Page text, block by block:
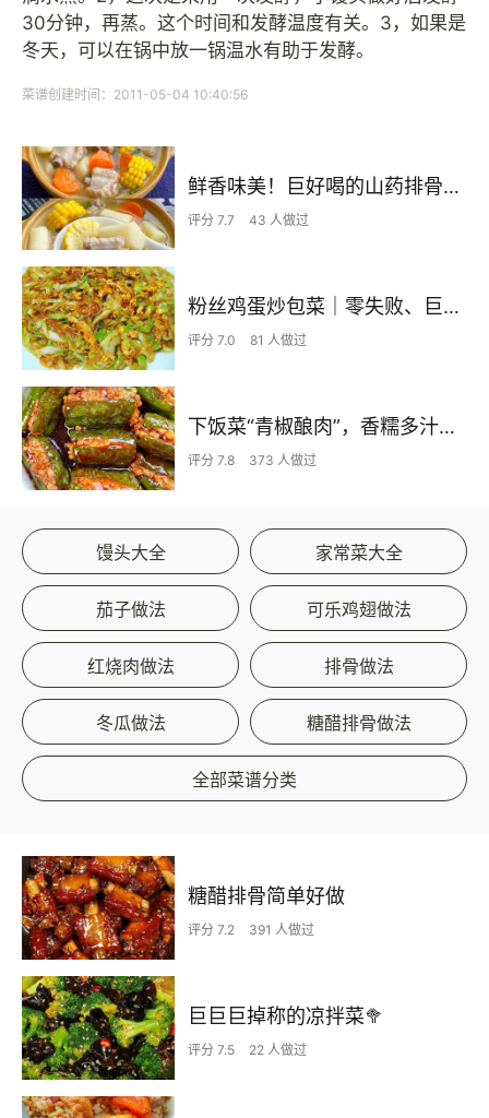
30分钟，再蒸。这个时间和发酵温度有关。3，如果是
冬天，可以在锅中放一锅温水有助于发酵。
菜谱创建时间：2011-05-04 10:40:56
鲜香味美！巨好喝的山药排骨汤！！
评分 7.7 43 人做过
粉丝鸡蛋炒包菜｜零失败、巨下饭
评分 7.0 81 人做过
下饭菜“青椒酿肉”，香糯多汁鲜嫩下饭
评分 7.8 373 人做过
馒头大全 家常菜大全
茄子做法 可乐鸡翅做法
红烧肉做法 排骨做法
冬瓜做法 糖醋排骨做法
全部菜谱分类
糖醋排骨简单好做
评分 7.2 391 人做过
巨巨巨掉称的凉拌菜🥦
评分 7.5 22 人做过